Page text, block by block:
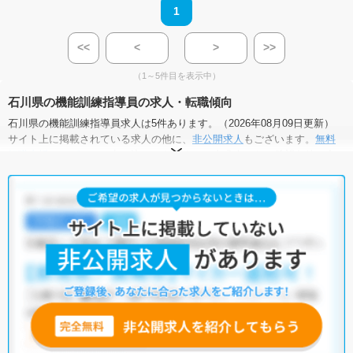
1
<< < > >>
（1～5件目を表示中）
石川県の機能訓練指導員の求人・転職傾向
石川県の機能訓練指導員求人は5件あります。（2026年08月09日更新）
サイト上に掲載されている求人の他に、 非公開求人 もございます。 無料
にお申し込みいただくと、全求人からご希望条件に合
石川県の機能訓練指導員求人では以下のような条件が人気です。
積極採用中・残業少なめ ・ 住宅手当・補助あり ・
・介護福祉施設・その他
他の条件でも人気の求人がございますので、「こだわり条件」から検索
いただくか、お気軽にお問い合わせください。
全国の機能訓練指導員求人から検索いただくことも可能です。
無料転職支援サービス
にお申し込みいただくと、ご希望条件をヒアリン
グした上で求人をご提案いたします。